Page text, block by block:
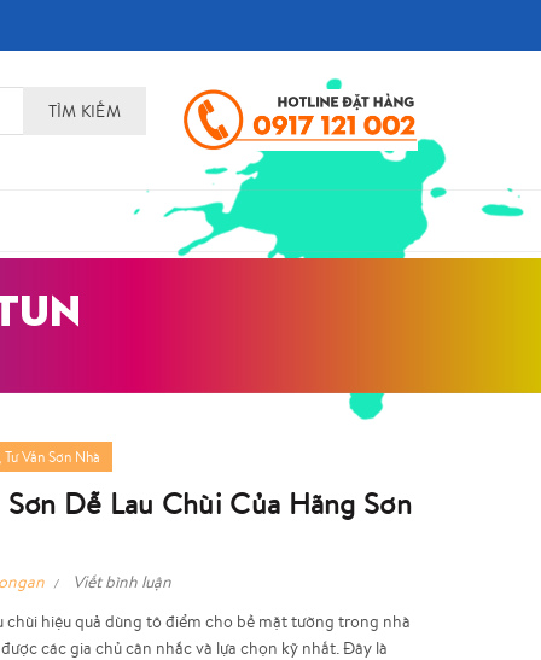
TÌM KIẾM
, Tư Vấn Sơn Nhà
Sơn Dễ Lau Chùi Của Hãng Sơn
Viết bình luận
chùi hiệu quả dùng tô điểm cho bề mặt tường trong nhà
các gia chủ cân nhắc và lựa chọn kỹ nhất. Đây là